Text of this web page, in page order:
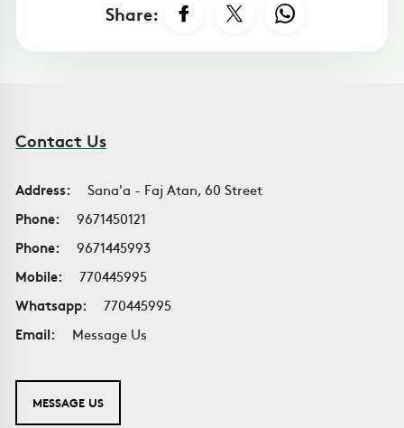
Share:
Contact Us
Address:
Sana'a - Faj Atan, 60 Street
Phone:
9671450121
Phone:
9671445993
Mobile:
770445995
Whatsapp:
770445995
Email:
Message Us
MESSAGE US